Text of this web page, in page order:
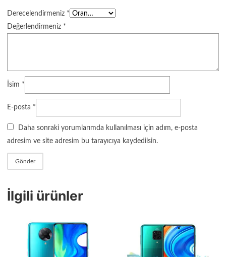
Derecelendirmeniz *
Değerlendirmeniz *
İsim *
E-posta *
Daha sonraki yorumlarımda kullanılması için adım, e-posta
adresim ve site adresim bu tarayıcıya kaydedilsin.
İlgili ürünler